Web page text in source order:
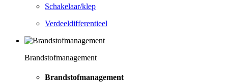
Schakelaar/klep
Verdeeldifferentieel
Brandstofmanagement
Brandstofmanagement